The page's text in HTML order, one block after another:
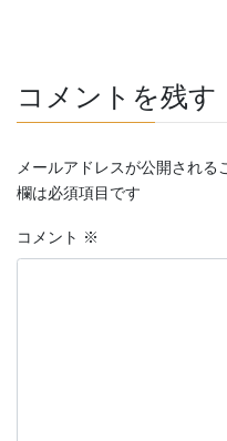
コメントを残す
メールアドレスが公開される
欄は必須項目です
コメント ※